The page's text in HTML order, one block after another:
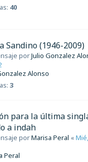
40
Sandino (1946-2009)
porJulio Gonzalez
Alonso
3
para la última
a indah
porMarisa Peral «
Peral